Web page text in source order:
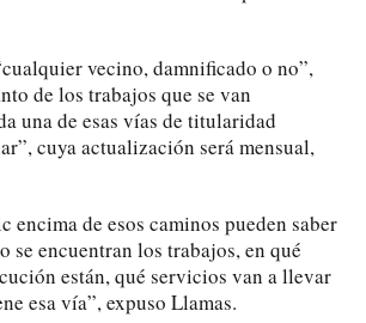
vecino, damnificado o no”,
de los trabajos que se van
una de esas vías de titularidad
cuya actualización será mensual,
encima de esos caminos pueden saber
se encuentran los trabajos, en qué
están, qué servicios van a llevar
esa vía”, expuso Llamas.